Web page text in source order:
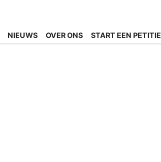
NIEUWS OVER ONS START EEN PETITIE